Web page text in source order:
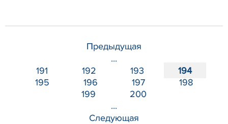
Предыдущая
...
191
192 193
194
195
196 197
198
199
200
...
Следующая